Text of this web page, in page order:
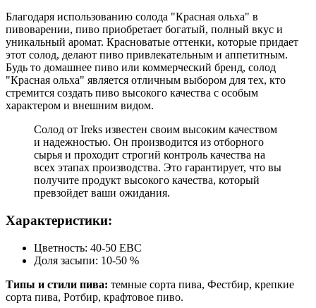
Благодаря использованию солода "Красная ольха" в
пивоварении, пиво приобретает богатый, полный вкус и
уникальный аромат. Красноватые оттенки, которые придает
этот солод, делают пиво привлекательным и аппетитным.
Будь то домашнее пиво или коммерческий бренд, солод
"Красная ольха" является отличным выбором для тех, кто
стремится создать пиво высокого качества с особым
характером и внешним видом.
Солод от Ireks известен своим высоким качеством
и надежностью. Он производится из отборного
сырья и проходит строгий контроль качества на
всех этапах производства. Это гарантирует, что вы
получите продукт высокого качества, который
превзойдет ваши ожидания.
Характеристики:
Цветность: 40-50 EBC
Доля засыпи: 10-50 %
Типы и стили пива: темные сорта пива, Фестбир, крепкие
сорта пива, Ротбир, крафтовое пиво.